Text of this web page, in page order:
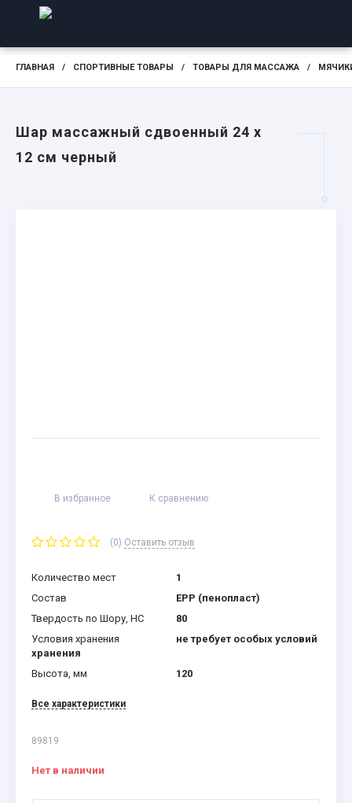
ГЛАВНАЯ / СПОРТИВНЫЕ ТОВАРЫ / ТОВАРЫ ДЛЯ МАССАЖА /
Шар массажный сдвоенный 24 х
12 см черный
В избранное К сравнению
(0) Оставить отзыв
Количество мест
1
Состав
EPP (пенопласт)
Твердость по Шору, HC
80
Условия хранения
не требует особых условий
хранения
Высота, мм
120
Все характеристики
89819
Нет в наличии